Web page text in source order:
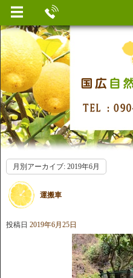
月別アーカイブ: 2019年6月
運搬車
投稿日 2019年6月25日